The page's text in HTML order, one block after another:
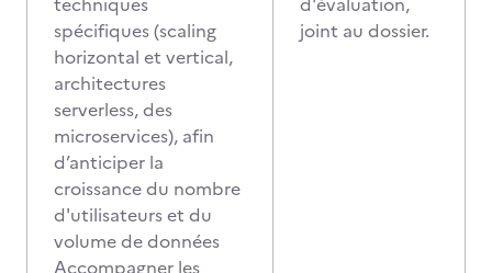
spécifiques (scaling
horizontal et vertical,
architectures
serverless, des
microservices), afin
d’anticiper la
croissance du nombre
d'utilisateurs et du
volume de données
Accompagner les
joint au dossier.